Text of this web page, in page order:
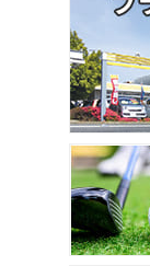
ミニバン・1ＢＯＸ